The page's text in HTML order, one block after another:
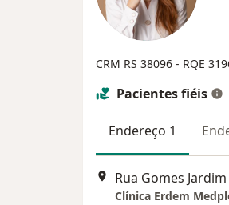
CRM RS 38096 - RQE
Pacientes fiéis
Endereço 1
Clínica Erdem